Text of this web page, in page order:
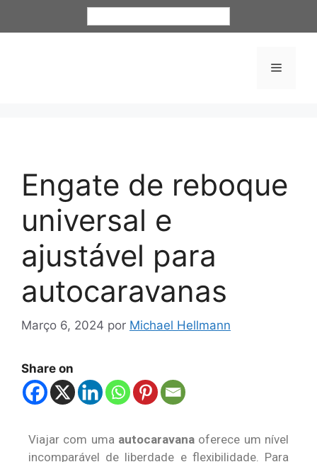
Engate de reboque
universal e
ajustável para
autocaravanas
Março 6, 2024 por Michael Hellmann
Share on
Viajar com uma autocaravana oferece um nível
incomparável de liberdade e flexibilidade. Para